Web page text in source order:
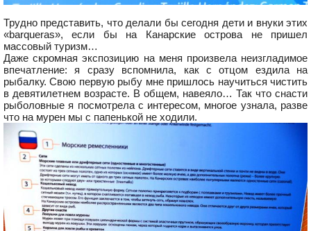
Трудно представить, что делали бы сегодня дети и внуки этих
«barqueras», если бы на Канарские острова не пришел
массовый туризм…
Даже скромная экспозицию на меня произвела неизгладимое
впечатление: я сразу вспомнила, как с отцом ездила на
рыбалку. Свою первую рыбу мне пришлось научиться чистить
в девятилетнем возрасте. В общем, навеяло… Так что снасти
рыболовные я посмотрела с интересом, многое узнала, разве
что на мурен мы с папенькой не ходили.